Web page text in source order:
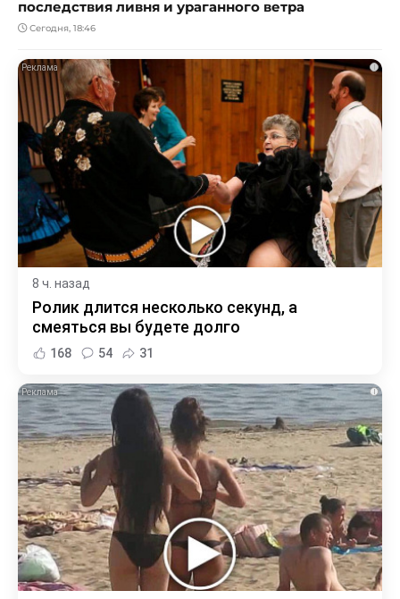
последствия ливня и ураганного ветра
Сегодня, 18:46
i
8 ч. назад
Ролик длится несколько секунд, а
смеяться вы будете долго
168 54 31
i